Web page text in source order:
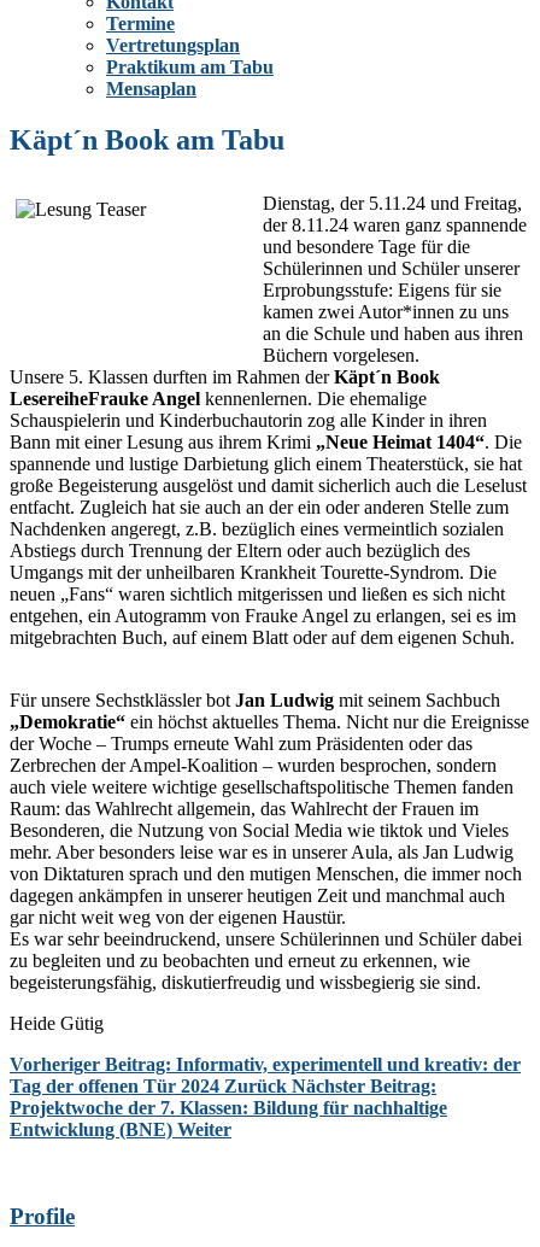
Termine
Vertretungsplan
Praktikum am Tabu
Mensaplan
Käpt´n Book am Tabu
Dienstag, der 5.11.24 und Freitag,
der 8.11.24 waren ganz spannende
und besondere Tage für die
Schülerinnen und Schüler unserer
Erprobungsstufe: Eigens für sie
kamen zwei Autor*innen zu uns
an die Schule und haben aus ihren
Büchern vorgelesen.
Unsere 5. Klassen durften im Rahmen derKäpt´n Book
LesereiheFrauke Angel kennenlernen. Die ehemalige
Schauspielerin und Kinderbuchautorin zog alle Kinder in ihren
Bann mit einer Lesung aus ihrem Krimi „Neue Heimat 1404“. Die
spannende und lustige Darbietung glich einem Theaterstück, sie hat
große Begeisterung ausgelöst und damit sicherlich auch die Leselust
entfacht. Zugleich hat sie auch an der ein oder anderen Stelle zum
Nachdenken angeregt, z.B. bezüglich eines vermeintlich sozialen
Abstiegs durch Trennung der Eltern oder auch bezüglich des
Umgangs mit der unheilbaren Krankheit Tourette-Syndrom. Die
neuen „Fans“ waren sichtlich mitgerissen und ließen es sich nicht
entgehen, ein Autogramm von Frauke Angel zu erlangen, sei es im
mitgebrachten Buch, auf einem Blatt oder auf dem eigenen Schuh.
Für unsere Sechstklässler bot Jan Ludwig mit seinem Sachbuch
„Demokratie“ ein höchst aktuelles Thema. Nicht nur die Ereignisse
der Woche – Trumps erneute Wahl zum Präsidenten oder das
Zerbrechen der Ampel-Koalition – wurden besprochen, sondern
auch viele weitere wichtige gesellschaftspolitische Themen fanden
Raum: das Wahlrecht allgemein, das Wahlrecht der Frauen im
Besonderen, die Nutzung von Social Media wie tiktok und Vieles
mehr. Aber besonders leise war es in unserer Aula, als Jan Ludwig
von Diktaturen sprach und den mutigen Menschen, die immer noch
dagegen ankämpfen in unserer heutigen Zeit und manchmal auch
gar nicht weit weg von der eigenen Haustür.
Es war sehr beeindruckend, unsere Schülerinnen und Schüler dabei
zu begleiten und zu beobachten und erneut zu erkennen, wie
begeisterungsfähig, diskutierfreudig und wissbegierig sie sind.
Heide Gütig
Vorheriger Beitrag: Informativ, experimentell und kreativ: der
Tag der offenen Tür 2024 Zurück Nächster Beitrag:
Projektwoche der 7. Klassen: Bildung für nachhaltige
Entwicklung (BNE) Weiter
Profile